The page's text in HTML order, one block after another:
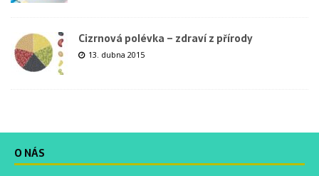
Cizrnová polévka – zdraví z přírody
13. dubna 2015
O NÁS